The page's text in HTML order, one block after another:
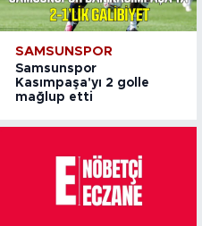
SAMSUNSPOR
Samsunspor
Kasımpaşa'yı 2 golle
mağlup etti